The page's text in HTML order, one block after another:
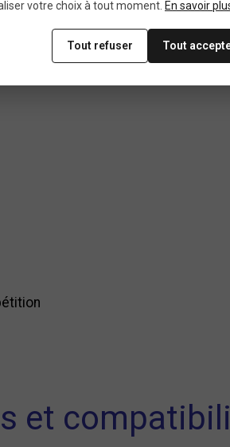
et
votre choix à tout moment. En savoir
Tout refuser Tout